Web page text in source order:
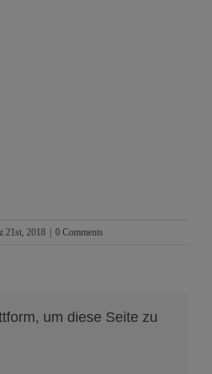
21st, 2018 0 Comments
um diese Seite zu